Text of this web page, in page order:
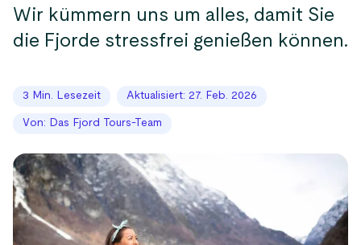
Wir kümmern uns um alles, damit Sie
die Fjorde stressfrei genießen können.
3 Min. Lesezeit Aktualisiert: 27. Feb. 2026
Von: Das Fjord Tours-Team